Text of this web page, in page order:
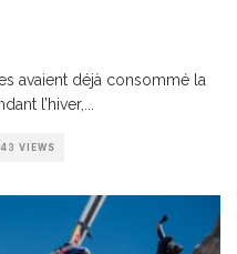
avaient déjà consommé la
l’hiver,
43 VIEWS